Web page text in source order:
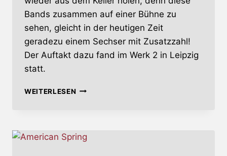
Bands zusammen auf einer Bühne zu
sehen, gleicht in der heutigen Zeit
geradezu einem Sechser mit Zusatzzahl!
Der Auftakt dazu fand im Werk 2 in Leipzig
statt.
WEITERLESENTOGETHER
IN